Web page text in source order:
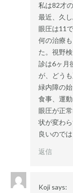
私は82才
最近、久
眼圧は11
何の治療
た。視野
診は6ヶ月
が、どう
緑内障の
食事、運
眼圧が正
状が変わ
良いので
返信
Koji says: